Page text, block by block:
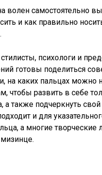
самостоятельно
и как правильно
психологи и
готовы поделиться
на каких пальцах можно
чтобы развить в себе
а также подчеркнуть
и для
а многие творческие